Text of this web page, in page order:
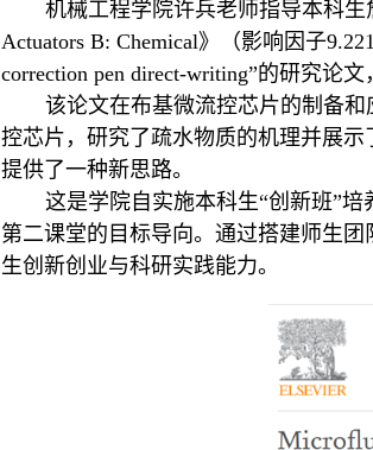
机械工程学院许兵老师指导本科生
Actuators B: Chemical》（影响因子
correction pen direct-writing”的研究论
该论文在布基微流控芯片的制备
控芯片，研究了疏水物质的机理并展
提供了一种新思路。
这是学院自实施本科生“创新班”
第二课堂的目标导向。通过搭建师生
生创新创业与科研实践能力。